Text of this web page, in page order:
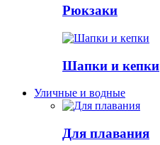
Рюкзаки
Шапки и кепки
Уличные и водные
Для плавания